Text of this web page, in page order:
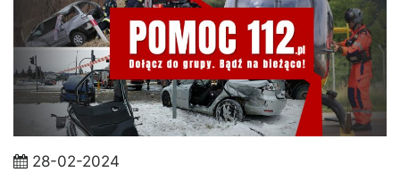
28-02-2024